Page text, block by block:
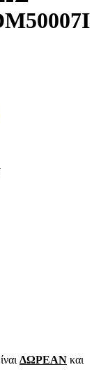
ΔΩΡΕΑΝ και